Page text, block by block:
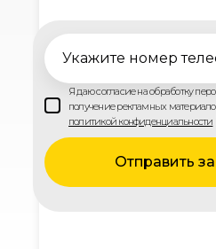
Укажите номер
Я даю согласие на обработку
получение рекламных
политикой конфиденциальности
Отправить